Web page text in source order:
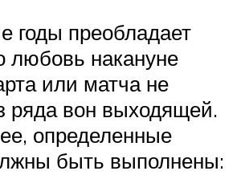
годы преобладает
любовь накануне
или матча не
ряда вон выходящей.
определенные
быть выполнены: